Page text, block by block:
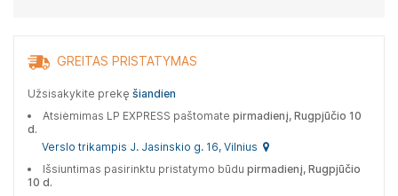
GREITAS PRISTATYMAS
Užsisakykite prekę šiandien
Atsiėmimas LP EXPRESS paštomate pirmadienį, Rugpjūčio 10
d.
Verslo trikampis J. Jasinskio g. 16, Vilnius
Išsiuntimas pasirinktu pristatymo būdu pirmadienį, Rugpjūčio
10 d.